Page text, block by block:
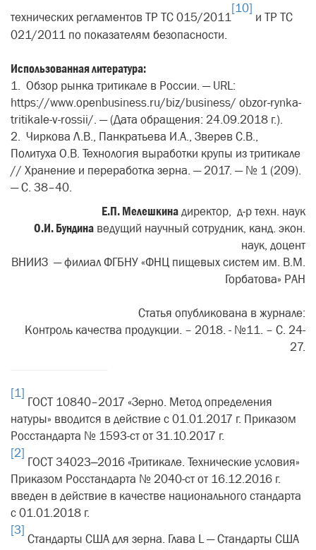
технических регламентов ТР ТС 015/2011
[10]
и ТР ТС
021/2011 по показателям безопасности.
Использованная литература:
1. Обзор рынка тритикале в России. — URL:
https://www.openbusiness.ru/biz/business/ obzor-rynka-
tritikale-v-rossii/. — (Дата обращения: 24.09.2018 г.).
2. Чиркова Л.В., Панкратьева И.А., Зверев С.В.,
Политуха О.В. Технология выработки крупы из тритикале
// Хранение и переработка зерна. — 2017. — № 1 (209).
— С. 38–40.
Е.П. Мелешкинадиректор, д-р техн. наук
О.И. Бундина ведущий научный сотрудник, канд. экон.
наук, доцент
ВНИИЗ — филиал ФГБНУ «ФНЦ пищевых систем им. В.М.
Горбатова» РАН
Статья опубликована в журнале:
Контроль качества продукции. – 2018. - №11. – С. 24-
27.
[1]
ГОСТ 10840–2017 «Зерно. Метод определения
натуры» вводится в действие с 01.01.2017 г. Приказом
Росстандарта № 1593-ст от 31.10.2017 г.
[2]
ГОСТ 34023‒2016 «Тритикале. Технические условия»
Приказом Росстандарта № 2040-ст от 16.12.2016 г.
введен в действие в качестве национального стандарта
с 01.01.2018 г.
[3]
Стандарты США для зерна. Глава L — Стандарты США